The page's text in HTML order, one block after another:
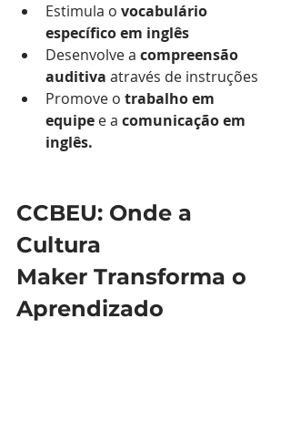
Estimula o vocabulário
específico em inglês
Desenvolve a compreensão
auditiva através de instruções
Promove o trabalho em
equipe e a comunicação em
inglês.
CCBEU: Onde a
Cultura
Maker Transforma o
Aprendizado